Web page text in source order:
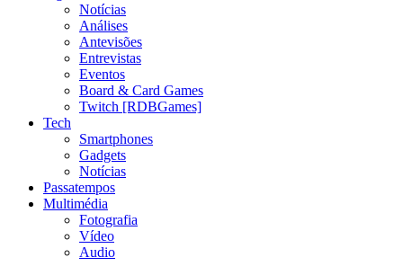
Notícias
Análises
Antevisões
Entrevistas
Eventos
Board & Card Games
Twitch [RDBGames]
Tech
Smartphones
Gadgets
Notícias
Passatempos
Multimédia
Fotografia
Vídeo
Audio